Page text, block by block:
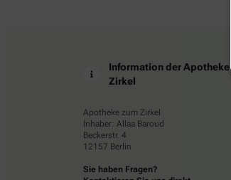
Information der Apotheke
Zirkel
Apotheke zum Zirkel
Inhaber: Allaa Baroud
Beckerstr. 4
12157 Berlin
Sie haben Fragen?